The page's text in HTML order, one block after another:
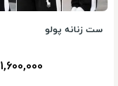
ست زنانه پولو
1,600,000